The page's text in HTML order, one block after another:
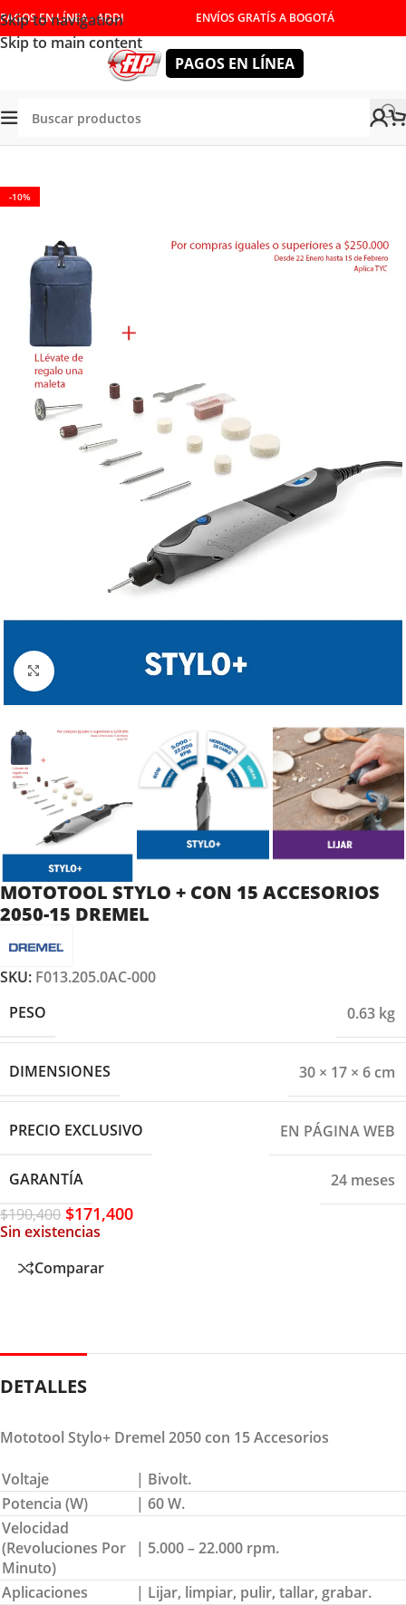
Skip to navigation
Skip to main content
PAGOS EN LÍNEA - ADDI ENVÍOS GRATÍS A BOGOTÁ
PAGOS EN LÍNEA
Tienda/HERRAMIENTAS ELÉCTRICAS
-10%
Clic para ampliar
MOTOTOOL STYLO + CON 15 ACCESORIOS
2050-15 DREMEL
SKU: F013.205.0AC-000
PESO
0.63 kg
DIMENSIONES 30 × 17 × 6 cm
PRECIO EXCLUSIVO EN PÁGINA WEB
GARANTÍA
24 meses
$190,400 $171,400
Sin existencias
Comparar
DETALLES
Mototool Stylo+ Dremel 2050 con 15 Accesorios
Voltaje
| Bivolt.
Potencia (W)
| 60 W.
Velocidad
(Revoluciones Por
Minuto)
| 5.000 – 22.000 rpm.
Aplicaciones | Lijar, limpiar, pulir, tallar, grabar.